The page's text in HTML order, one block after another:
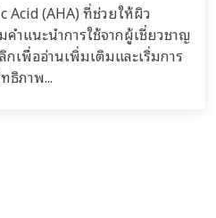
(AHA) ที่ช่วยให้ผิว
ำแนะนำการใช้จากผู้เชี่ยวชาญ
เพื่ออ่านเพิ่มเติมและเริ่มการ
ธิภาพ...